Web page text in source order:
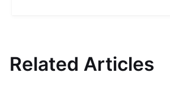
Related Articles